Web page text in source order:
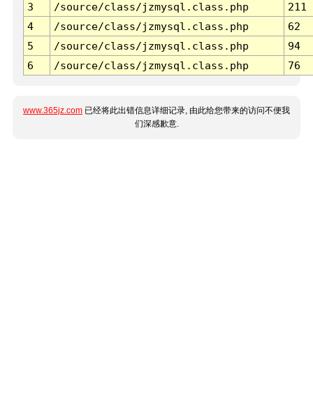
3 /source/class/jzmysql.class.php
211
4
/source/class/jzmysql.class.php
62
5
/source/class/jzmysql.class.php
94
6
/source/class/jzmysql.class.php 76
www.365jz.com 已经将此出错信息详细记录, 由此给您带来的访问不便我
们深感歉意.